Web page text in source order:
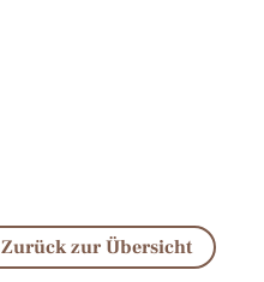
Zurück zur Übersicht